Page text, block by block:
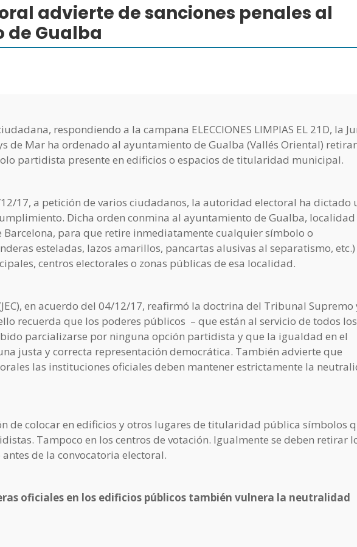
advierte de sanciones penales al
Gualba
respondiendo a la campana ELECCIONES LIMPIAS EL 21D, la
de Mar ha ordenado al ayuntamiento de Gualba (Vallés Oriental)
partidista presente en edificios o espacios de titularidad municipal.
17, a petición de varios ciudadanos, la autoridad electoral ha dictado
Dicha orden conmina al ayuntamiento de Gualba, localidad
Barcelona, para que retire inmediatamente cualquier símbolo o
esteladas, lazos amarillos, pancartas alusivas al separatismo, etc.)
centros electorales o zonas públicas de esa localidad.
en acuerdo del 04/12/17, reafirmó la doctrina del Tribunal Supremo
recuerda que los poderes públicos – que están al servicio de todos los
parcializarse por ninguna opción partidista y que la igualdad en el
justa y correcta representación democrática. También advierte que
las instituciones oficiales deben mantener estrictamente la
de colocar en edificios y otros lugares de titularidad pública símbolos
Tampoco en los centros de votación. Igualmente se deben retirar
de la convocatoria electoral.
oficiales en los edificios públicos también vulnera la neutralidad